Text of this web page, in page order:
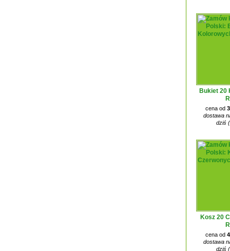
Bukiet 20
cena od
dostawa
dziś
Kosz 20
cena od
dostawa
dziś